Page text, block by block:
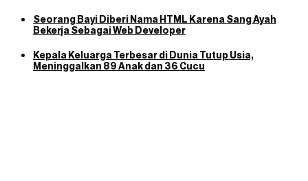
Seorang Bayi Diberi Nama HTML Karena Sang Ayah
Bekerja Sebagai Web Developer
Kepala Keluarga Terbesar di Dunia Tutup Usia,
Meninggalkan 89 Anak dan 36 Cucu